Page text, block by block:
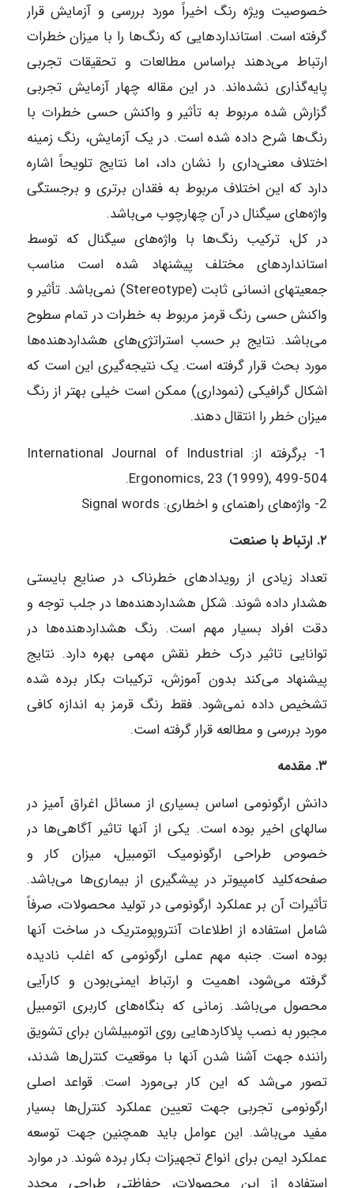
خصوصیت ویژه رنگ اخیراً مورد بررسی و آزمایش قرار
گرفته است. استانداردهایی که رنگ‌ها را با میزان خطرات
ارتباط می‌دهند براساس مطالعات و تحقیقات تجربی
پایه‌گذاری نشده‌اند. در این مقاله چهار آزمایش تجربی
گزارش شده مربوط به تأثیر و واکنش حسی خطرات با
رنگ‌ها شرح داده شده است. در یک آزمایش، رنگ زمینه
اختلاف معنی‌داری را نشان داد، اما نتایج تلویحاً اشاره
دارد که این اختلاف مربوط به فقدان برتری و برجستگی
واژه‌های سیگنال در آن چهارچوب می‌باشد.
در کل، ترکیب رنگ‌ها با واژه‌های سیگنال که توسط
استانداردهای مختلف پیشنهاد شده است مناسب
جمعیتهای انسانی ثابت (Stereotype) نمی‌باشد. تأثیر و
واکنش حسی رنگ قرمز مربوط به خطرات در تمام سطوح
می‌باشد. نتایج بر حسب استراتژی‌های هشداردهنده‌ها
مورد بحث قرار گرفته است. یک نتیجه‌گیری این است که
اشکال گرافیکی (نموداری) ممکن است خیلی بهتر از رنگ
میزان خطر را انتقال دهند.
1- برگرفته از: International Journal of Industrial
Ergonomics, 23 (1999), 499-504.
2- واژه‌های راهنمای و اخطاری: Signal words
۲. ارتباط با صنعت
تعداد زیادی از رویدادهای خطرناک در صنایع بایستی
هشدار داده شوند. شکل هشداردهنده‌ها در جلب توجه و
دقت افراد بسیار مهم است. رنگ هشداردهنده‌ها در
توانایی تاثیر درک خطر نقش مهمی بهره دارد. نتایج
پیشنهاد می‌کند بدون آموزش، ترکیبات بکار برده شده
تشخیص داده نمی‌شود. فقط رنگ قرمز به اندازه کافی
مورد بررسی و مطالعه قرار گرفته است.
۳. مقدمه
دانش ارگونومی اساس بسیاری از مسائل اغراق آمیز در
سالهای اخیر بوده است. یکی از آنها تاثیر آگاهی‌ها در
خصوص طراحی ارگونومیک اتومبیل، میزان کار و
صفحه‌کلید کامپیوتر در پیشگیری از بیماری‌ها می‌باشد.
تأثیرات آن بر عملکرد ارگونومی در تولید محصولات، صرفاً
شامل استفاده از اطلاعات آنتروپومتریک در ساخت آنها
بوده است. جنبه مهم عملی ارگونومی که اغلب نادیده
گرفته می‌شود، اهمیت و ارتباط ایمنی‌بودن و کارآیی
محصول می‌باشد. زمانی که بنگاه‌های کاربری اتومبیل
مجبور به نصب پلاکاردهایی روی اتومبیلشان برای تشویق
راننده جهت آشنا شدن آنها با موقعیت کنترل‌ها شدند،
تصور می‌شد که این کار بی‌مورد است. قواعد اصلی
ارگونومی تجربی جهت تعیین عملکرد کنترل‌ها بسیار
مفید می‌باشد. این عوامل باید همچنین جهت توسعه
عملکرد ایمن برای انواع تجهیزات بکار برده شوند. در موارد
استفاده از این محصولات، حفاظتی طراحی مجدد